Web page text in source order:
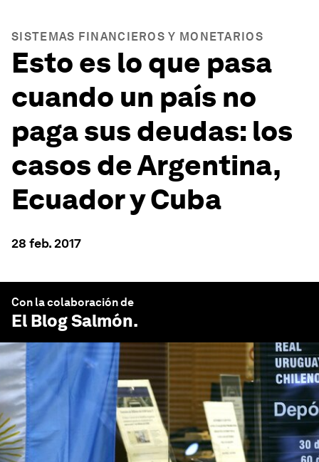
SISTEMAS FINANCIEROS Y MONETARIOS
Esto es lo que pasa
cuando un país no
paga sus deudas: los
casos de Argentina,
Ecuador y Cuba
28 feb. 2017
Con la colaboración de
El Blog Salmón.